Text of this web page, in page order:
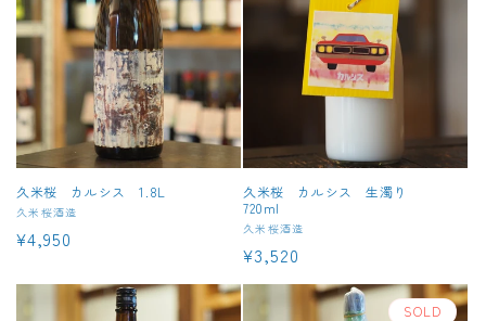
久米桜 カルシス 1.8L
販
売
久米桜酒造
通
価
¥4,950
久米桜 カルシス 生濁り
720ml
販
売
久米桜酒造
通
常
¥3,520
SOLD